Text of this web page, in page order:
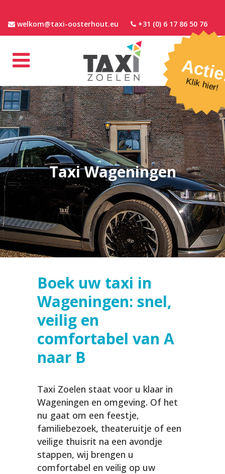
Klik hier!
welkom@taxi-oosterhout.eu +31 (0) 6 17 86 50 76
Taxi Wageningen
Boek uw taxi in
Wageningen: snel,
veilig en
comfortabel van A
naar B
Taxi Zoelen staat voor u klaar in
Wageningen en omgeving. Of het
nu gaat om een feestje,
familiebezoek, theateruitje of een
veilige thuisrit na een avondje
stappen, wij brengen u
comfortabel en veilig op uw